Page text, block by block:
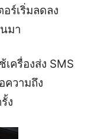
ร์เริ่มลดลง
มา
ครื่องส่ง SMS
ความถึง
ง